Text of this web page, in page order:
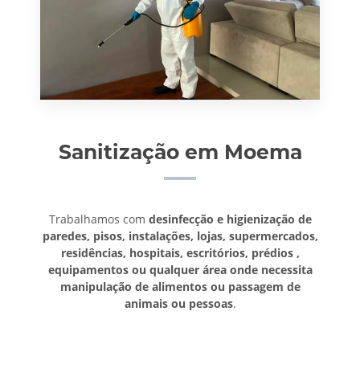
Sanitização em Moema
Trabalhamos com desinfecção e higienização de
paredes, pisos, instalações, lojas, supermercados,
residências, hospitais, escritórios, prédios ,
equipamentos ou qualquer área onde necessita
manipulação de alimentos ou passagem de
animais ou pessoas.